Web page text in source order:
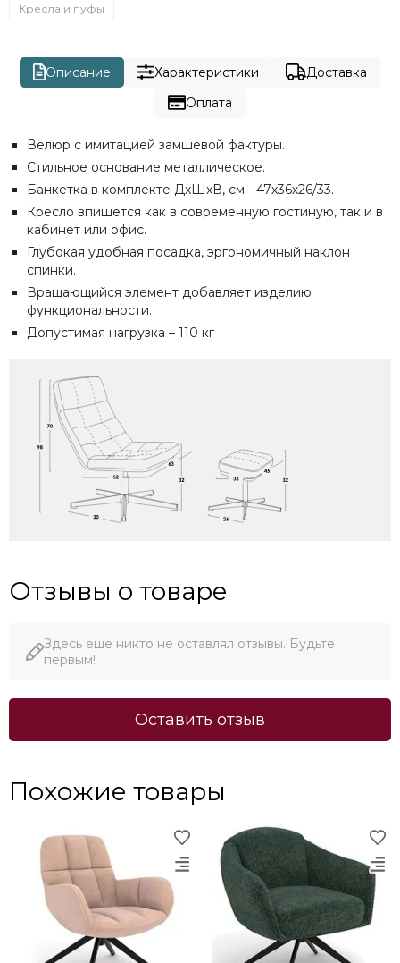
Кресла и пуфы
Описание Характеристики
Доставка
Оплата
Велюр с имитацией замшевой фактуры.
Стильное основание металлическое.
Банкетка в комплекте ДхШхВ, см - 47х36х26/33.
Кресло впишется как в современную гостиную, так и в
кабинет или офис.
Глубокая удобная посадка, эргономичный наклон
спинки.
Вращающийся элемент добавляет изделию
функциональности.
Допустимая нагрузка – 110 кг
Отзывы о товаре
Здесь еще никто не оставлял отзывы. Будьте
первым!
Оставить отзыв
Похожие товары